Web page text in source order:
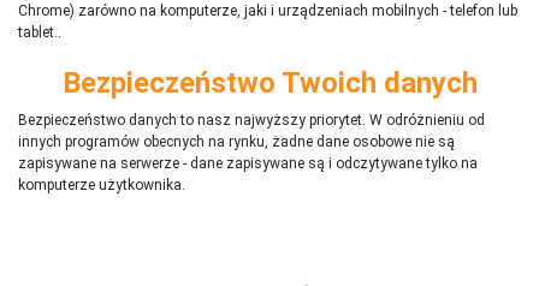
Chrome) zarówno na komputerze, jaki i urządzeniach mobilnych - telefon lub
tablet..
Bezpieczeństwo Twoich danych
Bezpieczeństwo danych to nasz najwyższy priorytet. W odróżnieniu od
innych programów obecnych na rynku, żadne dane osobowe nie są
zapisywane na serwerze - dane zapisywane są i odczytywane tylko na
komputerze użytkownika.